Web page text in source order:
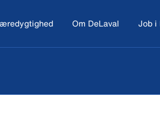
Om DeLaval Job i